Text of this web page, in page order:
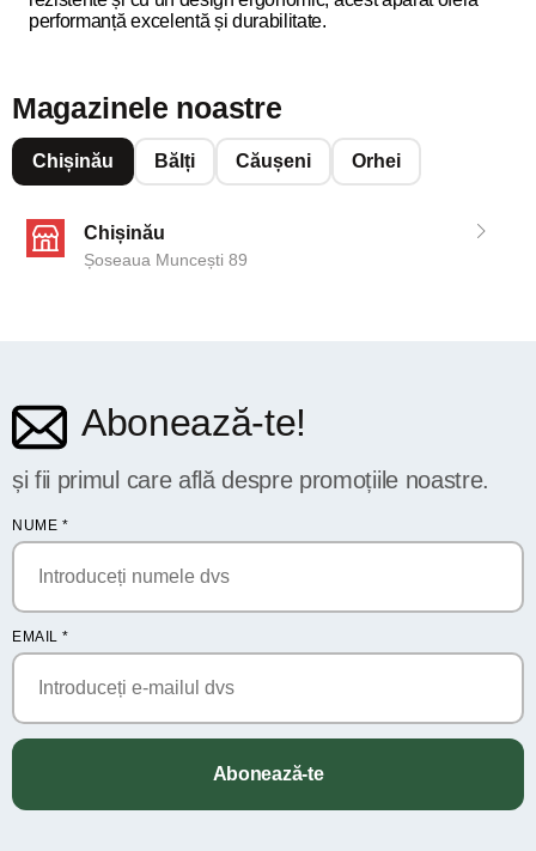
performanță excelentă și durabilitate.
Magazinele noastre
Chișinău Bălți Căușeni Orhei
Chișinău
Șoseaua Muncești 89
Abonează-te!
și fii primul care află despre promoțiile noastre.
NUME *
EMAIL *
Abonează-te